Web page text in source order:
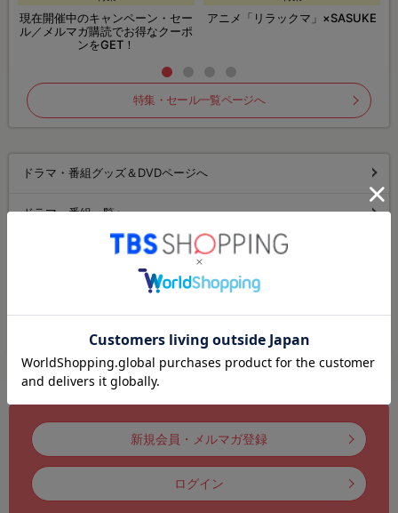
現在開催中のキャンペーン・セー
ル／メルマガ購読でお得なクーポ
ンをGET！
アニメ「リラックマ」×SASUKE
特集・セール一覧ページへ
ドラマ・番組グッズ＆DVDページへ
ドラマ・番組一覧へ
人気商品ランキングへ
オリジナル特典付き商品一覧へ
新規会員・メルマガ登録
ログイン